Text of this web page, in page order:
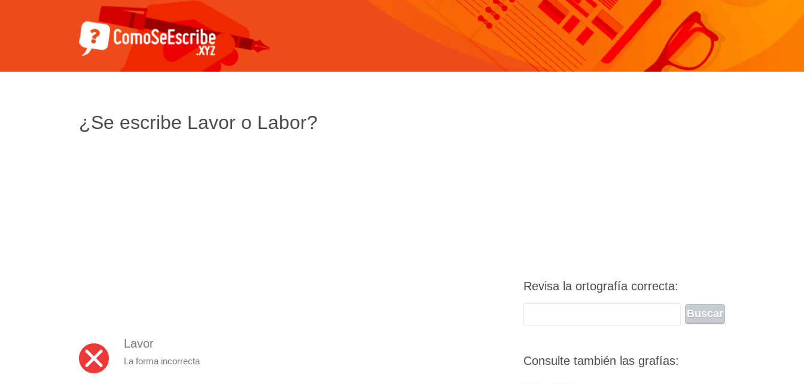
¿Se escribe Lavor o Labor?
Lavor
La forma incorrecta
Revisa la ortografía correcta:
Consulte también las grafías: